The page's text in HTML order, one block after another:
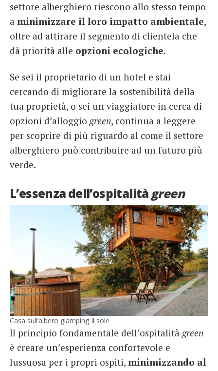
settore alberghiero riescono allo stesso tempo
a minimizzare il loro impatto ambientale,
oltre ad attirare il segmento di clientela che
dà priorità alle opzioni ecologiche.
Se sei il proprietario di un hotel e stai
cercando di migliorare la sostenibilità della
tua proprietà, o sei un viaggiatore in cerca di
opzioni d’alloggio green, continua a leggere
per scoprire di più riguardo al come il settore
alberghiero può contribuire ad un futuro più
verde.
L’essenza dell’ospitalitàgreen
Casa sull’albero glamping Il sole
Il principio fondamentale dell’ospitalità green
è creare un’esperienza confortevole e
lussuosa per i propri ospiti, minimizzando al